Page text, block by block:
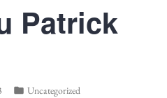
Patrick
Posted
Uncategorized